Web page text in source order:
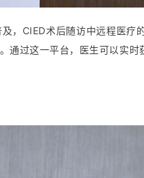
，CIED术后随访中远程医
过这一平台，医生可以实